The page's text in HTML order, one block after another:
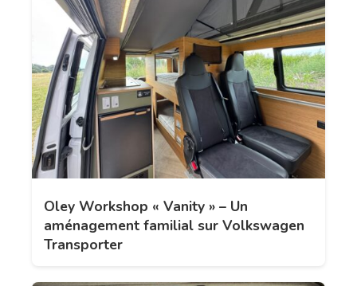
Oley Workshop « Vanity » – Un
aménagement familial sur Volkswagen
Transporter